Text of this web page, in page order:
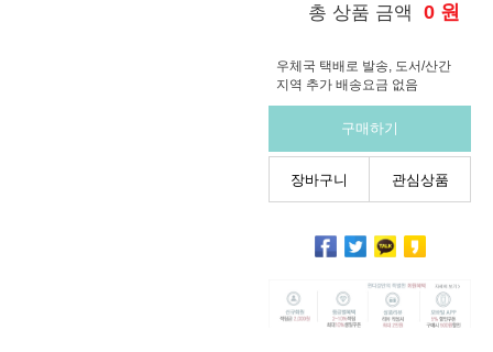
총 상품 금액 0 원
우체국 택배로 발송, 도서/산간
지역 추가 배송요금 없음
구매하기
장바구니 관심상품